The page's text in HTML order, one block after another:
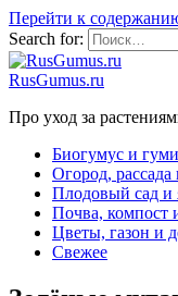
Перейти к
Search for:
RusGumus.ru
Про уход за
Биогумус и
Огород,
Плодовый сад и
Почва, компост
Цветы, газон и
Свежее